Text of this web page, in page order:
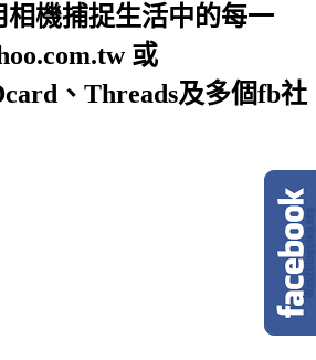
機捕捉生活中的每一
或
、Threads及多個fb社